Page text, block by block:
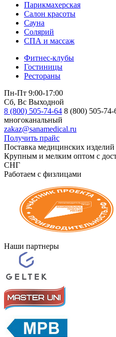
Парикмахерская
Салон красоты
Сауна
Солярий
СПА и массаж
Фитнес-клубы
Гостиницы
Рестораны
Пн-Пт 9:00-17:00
Сб, Вс Выходной
8 (800) 505-74-64 8 (800) 505-74-
многоканальный
zakaz@sanamedical.ru
Получить прайс
Поставка медицинских изделий
Крупным и мелким оптом с
СНГ
Работаем с физлицами
Наши партнеры